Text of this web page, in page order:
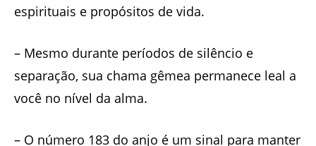
espirituais e propósitos de vida.
– Mesmo durante períodos de silêncio e
separação, sua chama gêmea permanece leal a
você no nível da alma.
– O número 183 do anjo é um sinal para manter